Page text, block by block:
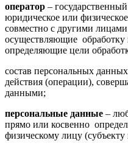
оператор –
юридическое или
совместно с другими
осуществляющие обработку
определяющие цели
состав персональных
действия (операции),
данными;
персональные данные –
прямо или косвенно
физическому лицу